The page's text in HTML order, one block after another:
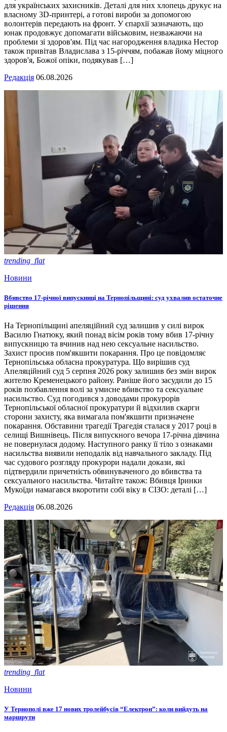
для українських захисників. Деталі для них хлопець друкує на
власному 3D-принтері, а готові вироби за допомогою
волонтерів передають на фронт. У єпархії зазначають, що
юнак продовжує допомагати військовим, незважаючи на
проблеми зі здоров'ям. Під час нагородження владика Нестор
також привітав Владислава з 15-річчям, побажав йому міцного
здоров'я, Божої опіки, подякував […]
Редакція 06.08.2026
trending_flat
Новини
Вбивство 17-річної випускниці на Тернопільщині: суд ухвалив остаточне
рішення
На Тернопільщині апеляційний суд залишив у силі вирок
Василю Гнатюку, який понад вісім років тому вбив 17-річну
випускницю та вчинив над нею сексуальне насильство.
Захист просив пом'якшити покарання. Про це повідомляє
Тернопільська обласна прокуратура. Що вирішив суд
Апеляційний суд 5 серпня 2026 року залишив без змін вирок
жителю Кременецького району. Раніше його засудили до 15
років позбавлення волі за умисне вбивство та сексуальне
насильство. Суд погодився з доводами прокурорів
Тернопільської обласної прокуратури й відхилив скарги
сторони захисту, яка вимагала пом'якшити призначене
покарання. Обставини трагедії Трагедія сталася у 2017 році в
селищі Вишнівець. Після випускного вечора 17-річна дівчина
не повернулася додому. Наступного ранку її тіло з ознаками
насильства виявили неподалік від навчального закладу. Під
час судового розгляду прокурори надали докази, які
підтвердили причетність обвинуваченого до вбивства та
сексуального насильства. Читайте також: Вбивця Іринки
Мукоїди намагався вкоротити собі віку в СІЗО: деталі […]
Редакція 06.08.2026
trending_flat
Новини
У Тернополі вже 17 нових тролейбусів “Електрон”: коли вийдуть на
маршрути